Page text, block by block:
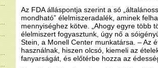
Az FDA álláspontja szerint a só
mondható” élelmiszeradalék, aminek
mennyiséghez kötve. „Ahogy egyre több
élelmiszert fogyasztunk, úgy nő a
Stein, a Monell Center munkatársa. – Az
használnak, hiszen olcsó, kiemeli az
fanyarságát, és előtérbe hozza az